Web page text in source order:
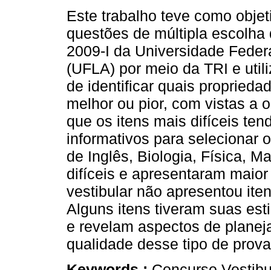
Este trabalho teve como
questões de múltipla escolha
2009-I da Universidade
(UFLA) por meio da TRI e
de identificar quais
melhor ou pior, com vistas a
que os itens mais difíceis
informativos para selecionar
de Inglês, Biologia, Física,
difíceis e apresentaram
vestibular não apresentou
Alguns itens tiveram suas
e revelam aspectos de
qualidade desse tipo de